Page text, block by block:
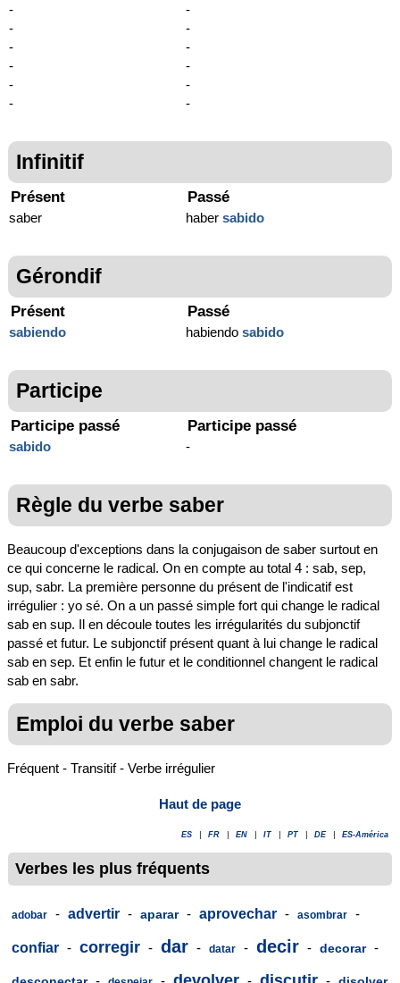
-
-
-
-
-
-
-
-
-
-
-
-
Infinitif
Présent
saber
Passé
habersabido
Gérondif
Présent
sabiendo
Passé
habiendosabido
Participe
Participe passé
sabido
Participe passé
-
Règle du verbe saber
Beaucoup d'exceptions dans la conjugaison de saber surtout en
ce qui concerne le radical. On en compte au total 4 : sab, sep,
sup, sabr. La première personne du présent de l'indicatif est
irrégulier : yo sé. On a un passé simple fort qui change le radical
sab en sup. Il en découle toutes les irrégularités du subjonctif
passé et futur. Le subjonctif présent quant à lui change le radical
sab en sep. Et enfin le futur et le conditionnel changent le radical
sab en sabr.
Emploi du verbe saber
Fréquent - Transitif - Verbe irrégulier
Haut de page
ES FR EN IT PT DE ES-América
Verbes les plus fréquents
adobar - advertir - aparar - aprovechar - asombrar -
confiar - corregir - dar - datar - decir - decorar -